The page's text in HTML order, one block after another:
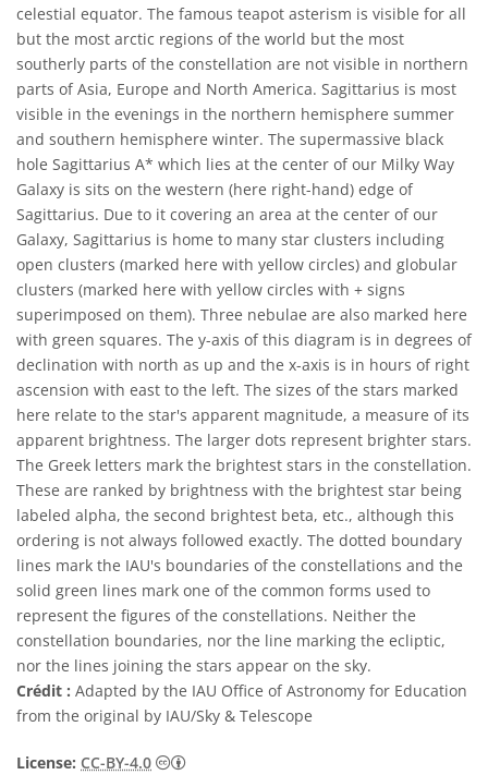
celestial equator. The famous teapot asterism is visible for all
but the most arctic regions of the world but the most
southerly parts of the constellation are not visible in northern
parts of Asia, Europe and North America. Sagittarius is most
visible in the evenings in the northern hemisphere summer
and southern hemisphere winter. The supermassive black
hole Sagittarius A* which lies at the center of our Milky Way
Galaxy is sits on the western (here right-hand) edge of
Sagittarius. Due to it covering an area at the center of our
Galaxy, Sagittarius is home to many star clusters including
open clusters (marked here with yellow circles) and globular
clusters (marked here with yellow circles with + signs
superimposed on them). Three nebulae are also marked here
with green squares. The y-axis of this diagram is in degrees of
declination with north as up and the x-axis is in hours of right
ascension with east to the left. The sizes of the stars marked
here relate to the star's apparent magnitude, a measure of its
apparent brightness. The larger dots represent brighter stars.
The Greek letters mark the brightest stars in the constellation.
These are ranked by brightness with the brightest star being
labeled alpha, the second brightest beta, etc., although this
ordering is not always followed exactly. The dotted boundary
lines mark the IAU's boundaries of the constellations and the
solid green lines mark one of the common forms used to
represent the figures of the constellations. Neither the
constellation boundaries, nor the line marking the ecliptic,
nor the lines joining the stars appear on the sky.
Crédit : Adapted by the IAU Office of Astronomy for Education
from the original by IAU/Sky & Telescope
License: CC-BY-4.0 Creative Commons (CC) Attribution 4.0